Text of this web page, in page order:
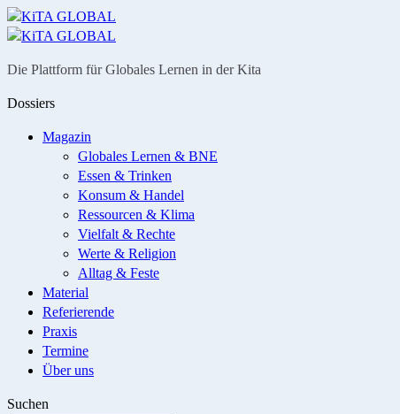
Menü
Suche
Die Plattform für Globales Lernen in der Kita
Dossiers
Magazin
Globales Lernen & BNE
Essen & Trinken
Konsum & Handel
Ressourcen & Klima
Vielfalt & Rechte
Werte & Religion
Alltag & Feste
Material
Referierende
Praxis
Termine
Über uns
Suchen